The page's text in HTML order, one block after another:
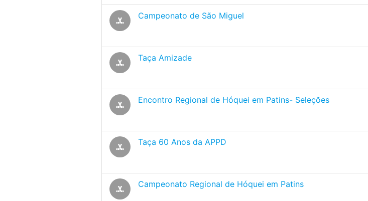
sports_hockey Campeonato de São Miguel
sports_hockey Taça Amizade
sports_hockey Encontro Regional de Hóquei em Patins- Seleções
sports_hockey Taça 60 Anos da APPD
sports_hockey Campeonato Regional de Hóquei em Patins